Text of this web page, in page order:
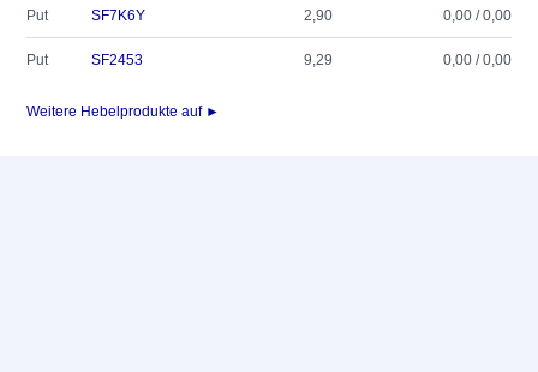
Put SF7K6Y 2,90 0,00 / 0,00
Put SF2453 9,29 0,00 / 0,00
Weitere Hebelprodukte auf ►